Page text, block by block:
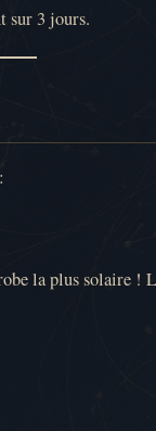
sur 3 jours.
la plus solaire !